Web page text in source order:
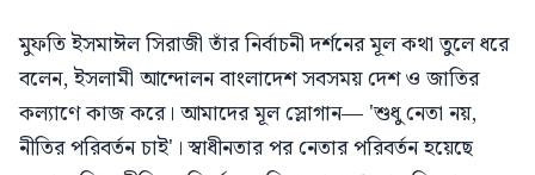
মুফতি ইসমাঈল সিরাজী তাঁর নির্বাচনী দর্শনের মূল কথা তুলে ধরে
বলেন, ইসলামী আন্দোলন বাংলাদেশ সবসময় দেশ ও জাতির
কল্যাণে কাজ করে। আমাদের মূল স্লোগান— 'শুধু নেতা নয়,
নীতির পরিবর্তন চাই'। স্বাধীনতার পর নেতার পরিবর্তন হয়েছে